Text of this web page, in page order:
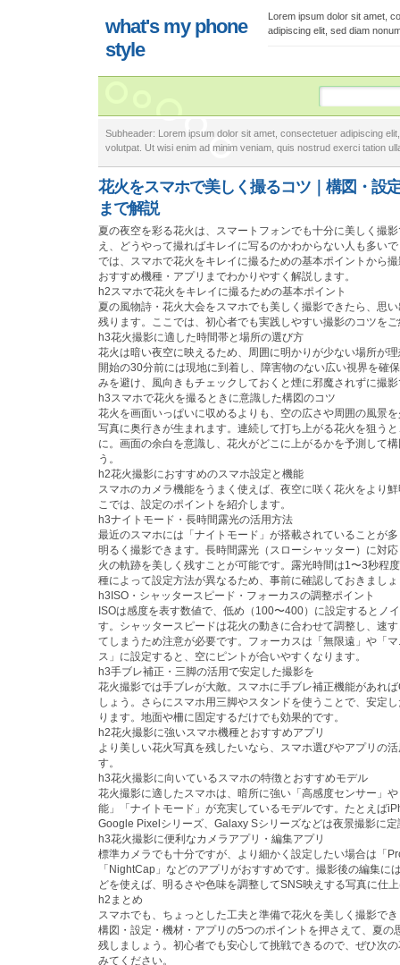
Lorem ipsum dolor sit amet,
adipiscing elit, sed diam
what's my phone
style
Subheader: Lorem ipsum dolor sit amet, consectetuer adipiscing
volutpat. Ut wisi enim ad minim veniam, quis nostrud exerci tation
花火をスマホで美しく撮るコツ｜構図・設
まで解説
夏の夜空を彩る花火は、スマートフォンでも十分に美しく撮
え、どうやって撮ればキレイに写るのかわからない人も多い
では、スマホで花火をキレイに撮るための基本ポイントから
おすすめ機種・アプリまでわかりやすく解説します。
h2スマホで花火をキレイに撮るための基本ポイント
夏の風物詩・花火大会をスマホでも美しく撮影できたら、思
残ります。ここでは、初心者でも実践しやすい撮影のコツを
h3花火撮影に適した時間帯と場所の選び方
花火は暗い夜空に映えるため、周囲に明かりが少ない場所が
開始の30分前には現地に到着し、障害物のない広い視界を確
みを避け、風向きもチェックしておくと煙に邪魔されずに撮
h3スマホで花火を撮るときに意識した構図のコツ
花火を画面いっぱいに収めるよりも、空の広さや周囲の風景
写真に奥行きが生まれます。連続して打ち上がる花火を狙う
に。画面の余白を意識し、花火がどこに上がるかを予測して
う。
h2花火撮影におすすめのスマホ設定と機能
スマホのカメラ機能をうまく使えば、夜空に咲く花火をより
こでは、設定のポイントを紹介します。
h3ナイトモード・長時間露光の活用方法
最近のスマホには「ナイトモード」が搭載されていることが
明るく撮影できます。長時間露光（スローシャッター）に対
火の軌跡を美しく残すことが可能です。露光時間は1〜3秒程
種によって設定方法が異なるため、事前に確認しておきまし
h3ISO・シャッタースピード・フォーカスの調整ポイント
ISOは感度を表す数値で、低め（100〜400）に設定するとノ
す。シャッタースピードは花火の動きに合わせて調整し、速
てしまうため注意が必要です。フォーカスは「無限遠」や「
ス」に設定すると、空にピントが合いやすくなります。
h3手ブレ補正・三脚の活用で安定した撮影を
花火撮影では手ブレが大敵。スマホに手ブレ補正機能があれ
しょう。さらにスマホ用三脚やスタンドを使うことで、安定
ります。地面や柵に固定するだけでも効果的です。
h2花火撮影に強いスマホ機種とおすすめアプリ
より美しい花火写真を残したいなら、スマホ選びやアプリの
す。
h3花火撮影に向いているスマホの特徴とおすすめモデル
花火撮影に適したスマホは、暗所に強い「高感度センサー」
能」「ナイトモード」が充実しているモデルです。たとえば
Google Pixelシリーズ、Galaxy Sシリーズなどは夜景撮影に
h3花火撮影に便利なカメラアプリ・編集アプリ
標準カメラでも十分ですが、より細かく設定したい場合は「
「NightCap」などのアプリがおすすめです。撮影後の編集に
どを使えば、明るさや色味を調整してSNS映えする写真に仕
h2まとめ
スマホでも、ちょっとした工夫と準備で花火を美しく撮影で
構図・設定・機材・アプリの5つのポイントを押さえて、夏の
残しましょう。初心者でも安心して挑戦できるので、ぜひ次
みてください。